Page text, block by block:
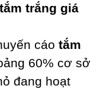
trắng giá
cáotắm
60% cơ sở
đang hoạt